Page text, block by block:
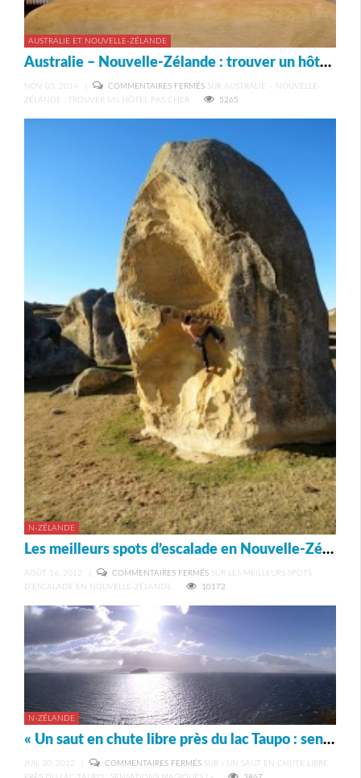
AUSTRALIE ET NOUVELLE-ZÉLANDE
Australie – Nouvelle-Zélande : trouver un hôtel pas cher
NOV 03, 2014 COMMENTAIRES FERMÉS SUR AUSTRALIE – NOUVELLE-
ZÉLANDE : TROUVER UN HÔTEL PAS CHER
5265
N-ZÉLANDE
Les meilleurs spots d’escalade en Nouvelle-Zélande
AOÛT 16, 2012 COMMENTAIRES FERMÉS SUR LES MEILLEURS SPOTS
D’ESCALADE EN NOUVELLE-ZÉLANDE
10172
N-ZÉLANDE
« Un saut en chute libre près du lac Taupo : sensations magiques ! »
JUIL 30, 2012 COMMENTAIRES FERMÉS SUR « UN SAUT EN CHUTE LIBRE